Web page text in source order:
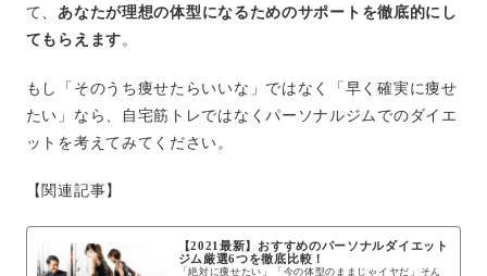
て、あなたが理想の体型になるためのサポートを徹底的にし
てもらえます。
もし「そのうち痩せたらいいな」ではなく「早く確実に痩せ
たい」なら、自宅筋トレではなくパーソナルジムでのダイエ
ットを考えてみてください。
【関連記事】
【2021最新】おすすめのパーソナルダイエット
ジム厳選6つを徹底比較！
「絶対に痩せたい」「今の体型のままじゃイヤだ」そん